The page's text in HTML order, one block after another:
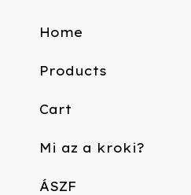
Home
Products
Cart
Mi az a kroki?
ÁSZF